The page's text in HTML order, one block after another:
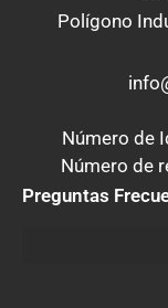
Polígono
Número de
Número de
Preguntas